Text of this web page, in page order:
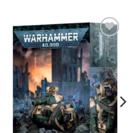
Aggiungi
alla lista
dei
desideri